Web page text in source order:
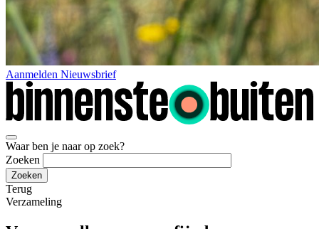
Aanmelden Nieuwsbrief
Waar ben je naar op zoek?
Zoeken
Terug
Verzameling